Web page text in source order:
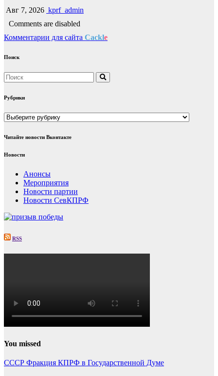
Авг 7, 2026 kprf_admin
Comments are disabled
Комментарии для сайта Cackle
Поиск
Рубрики
Рубрики
Читайте новости Вконтакте
Новости
Анонсы
Мероприятия
Новости партии
Новости СевКПРФ
RSS
You missed
СССР Фракция КПРФ в Государственной Думе